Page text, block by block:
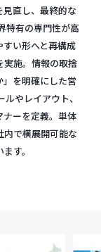
直し、最終的な
特有の専門性が高
い形へと再構成
実施。情報の取捨
を明確にした営
やレイアウト、
ナーを定義。単体
内で横展開可能な
す。